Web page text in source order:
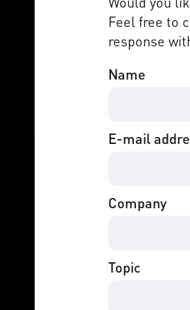
Feel free to
response
Name
E-mail
Company
Topic